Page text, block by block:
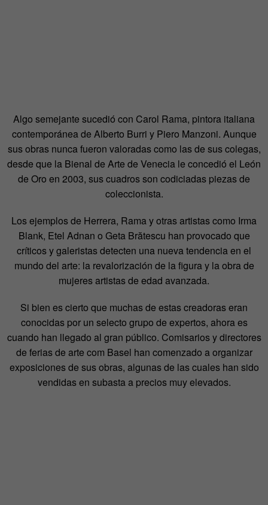
Algo semejante sucedió con Carol Rama, pintora italiana
contemporánea de Alberto Burri y Piero Manzoni. Aunque
sus obras nunca fueron valoradas como las de sus colegas,
desde que la Bienal de Arte de Venecia le concedió el León
de Oro en 2003, sus cuadros son codiciadas piezas de
coleccionista.
Los ejemplos de Herrera, Rama y otras artistas como Irma
Blank, Etel Adnan o Geta Brătescu han provocado que
críticos y galeristas detecten una nueva tendencia en el
mundo del arte: la revalorización de la figura y la obra de
mujeres artistas de edad avanzada.
Si bien es cierto que muchas de estas creadoras eran
conocidas por un selecto grupo de expertos, ahora es
cuando han llegado al gran público. Comisarios y directores
de ferias de arte com Basel han comenzado a organizar
exposiciones de sus obras, algunas de las cuales han sido
vendidas en subasta a precios muy elevados.